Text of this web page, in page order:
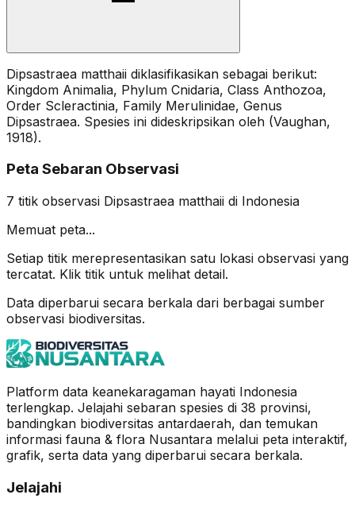
Dipsastraea matthaii diklasifikasikan sebagai berikut:
Kingdom Animalia, Phylum Cnidaria, Class Anthozoa,
Order Scleractinia, Family Merulinidae, Genus
Dipsastraea. Spesies ini dideskripsikan oleh (Vaughan,
1918).
Peta Sebaran Observasi
7 titik observasi Dipsastraea matthaii di Indonesia
Memuat peta...
Setiap titik merepresentasikan satu lokasi observasi yang
tercatat. Klik titik untuk melihat detail.
Data diperbarui secara berkala dari berbagai sumber
observasi biodiversitas.
Platform data keanekaragaman hayati Indonesia
terlengkap. Jelajahi sebaran spesies di 38 provinsi,
bandingkan biodiversitas antardaerah, dan temukan
informasi fauna & flora Nusantara melalui peta interaktif,
grafik, serta data yang diperbarui secara berkala.
Jelajahi